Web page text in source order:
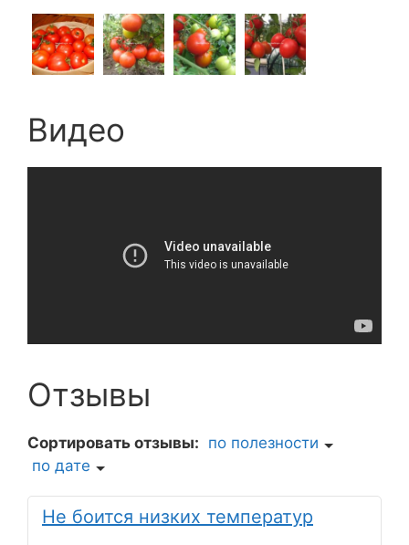
Видео
Отзывы
Сортировать отзывы: по полезности
по дате
Не боится низких температур